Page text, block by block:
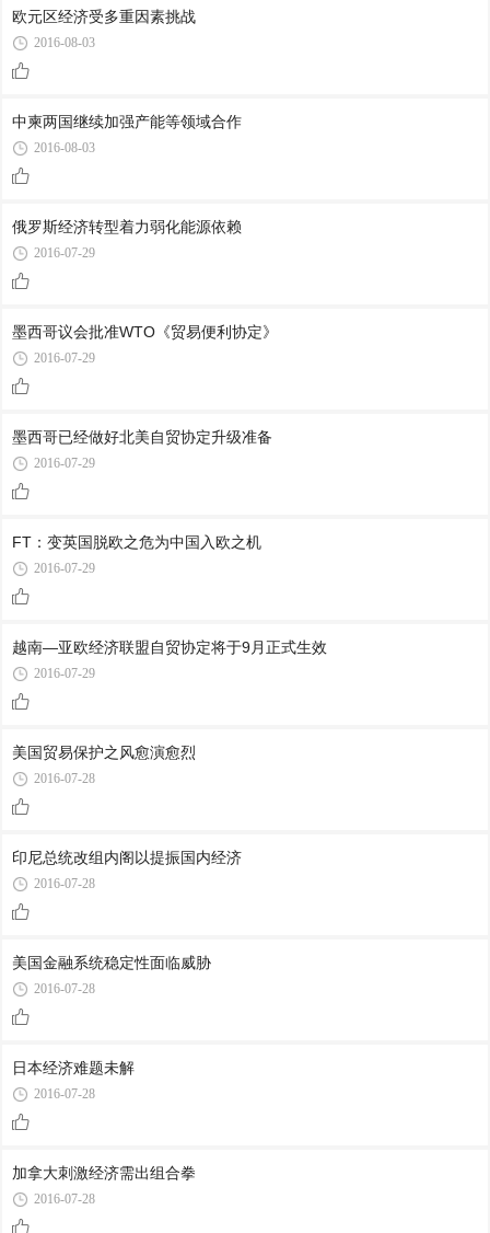
欧元区经济受多重因素挑战
2016-08-03
中柬两国继续加强产能等领域合作
2016-08-03
俄罗斯经济转型着力弱化能源依赖
2016-07-29
墨西哥议会批准WTO《贸易便利协定》
2016-07-29
墨西哥已经做好北美自贸协定升级准备
2016-07-29
FT：变英国脱欧之危为中国入欧之机
2016-07-29
越南—亚欧经济联盟自贸协定将于9月正式生效
2016-07-29
美国贸易保护之风愈演愈烈
2016-07-28
印尼总统改组内阁以提振国内经济
2016-07-28
美国金融系统稳定性面临威胁
2016-07-28
日本经济难题未解
2016-07-28
加拿大刺激经济需出组合拳
2016-07-28